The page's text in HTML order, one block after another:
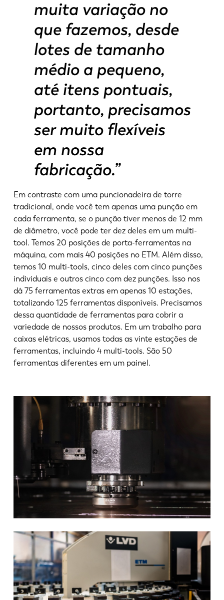
muita variação no
que fazemos, desde
lotes de tamanho
médio a pequeno,
até itens pontuais,
portanto, precisamos
ser muito flexíveis
em nossa
fabricação.”
Em contraste com uma puncionadeira de torre
tradicional, onde você tem apenas uma punção em
cada ferramenta, se o punção tiver menos de 12 mm
de diâmetro, você pode ter dez deles em um multi-
tool. Temos 20 posições de porta-ferramentas na
máquina, com mais 40 posições no ETM. Além disso,
temos 10 multi-tools, cinco deles com cinco punções
individuais e outros cinco com dez punções. Isso nos
dá 75 ferramentas extras em apenas 10 estações,
totalizando 125 ferramentas disponíveis. Precisamos
dessa quantidade de ferramentas para cobrir a
variedade de nossos produtos. Em um trabalho para
caixas elétricas, usamos todas as vinte estações de
ferramentas, incluindo 4 multi-tools. São 50
ferramentas diferentes em um painel.